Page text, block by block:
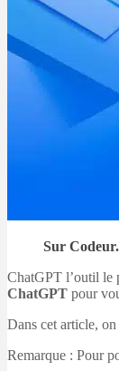
Sur
ChatGPT l’outil le
ChatGPT pour
Dans cet article,
Remarque : Pour